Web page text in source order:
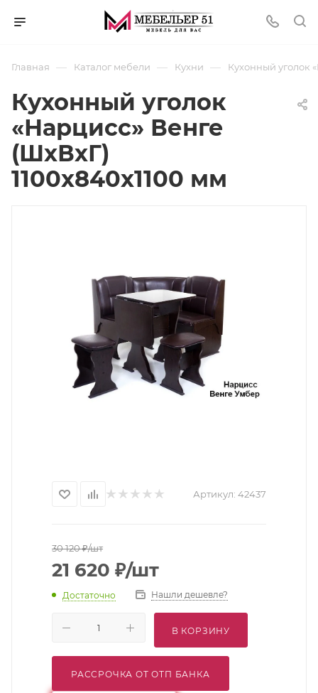
Главная — Каталог мебели — Кухни — Кухонный уголок
Кухонный уголок
«Нарцисс» Венге
(ШхВхГ)
1100х840х1100 мм
Артикул: 42437
30 120₽/шт
21 620 ₽/шт
Достаточно Нашли дешевле?
В КОРЗИНУ
РАССРОЧКА ОТ ОТП БАНКА